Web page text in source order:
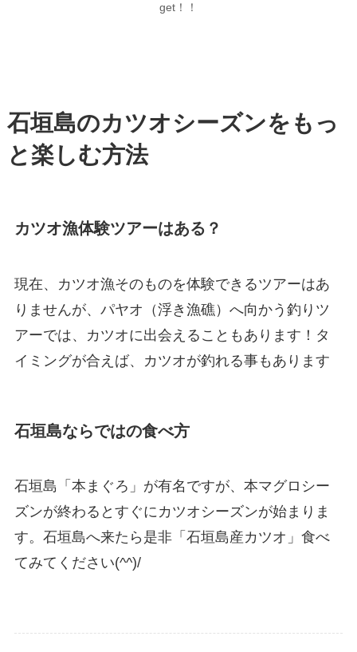
get！！
石垣島のカツオシーズンをもっ
と楽しむ方法
カツオ漁体験ツアーはある？
現在、カツオ漁そのものを体験できるツアーはあ
りませんが、パヤオ（浮き漁礁）へ向かう釣りツ
アーでは、カツオに出会えることもあります！タ
イミングが合えば、カツオが釣れる事もあります
石垣島ならではの食べ方
石垣島「本まぐろ」が有名ですが、本マグロシー
ズンが終わるとすぐにカツオシーズンが始まりま
す。石垣島へ来たら是非「石垣島産カツオ」食べ
てみてください(^^)/